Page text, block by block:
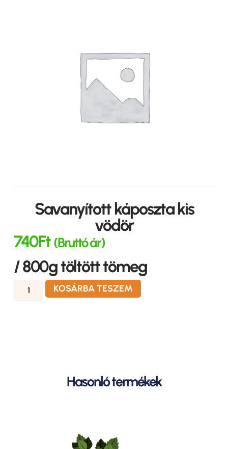
Savanyított káposzta kis
vödör
740Ft (Bruttó ár)
/ 800g töltött tömeg
KOSÁRBA TESZEM
Hasonló termékek